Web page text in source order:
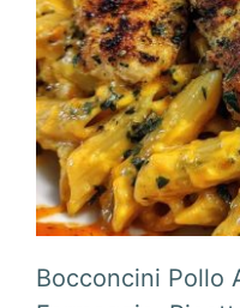
Bocconcini Pollo